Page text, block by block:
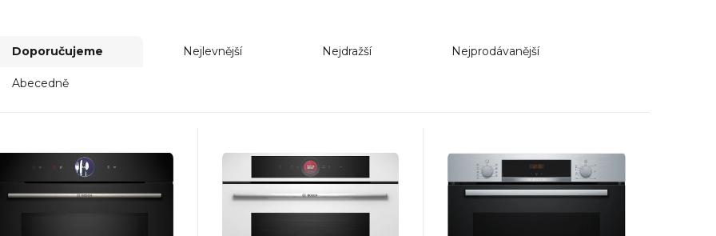
Doporučujeme Nejlevnější Nejdražší Nejprodávanější
Abecedně